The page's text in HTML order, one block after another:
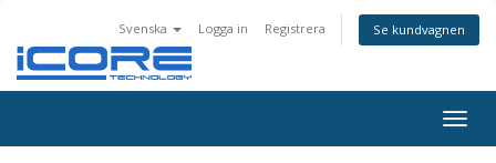
Svenska Logga in Registrera Se kundvagnen